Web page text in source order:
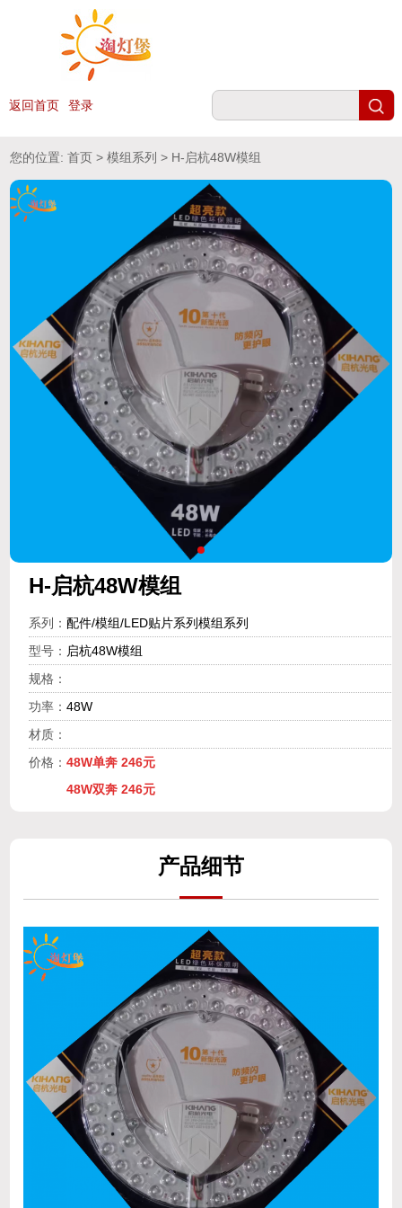
返回首页 登录
您的位置:首页 >模组系列 > H-启杭48W模组
H-启杭48W模组
系列： 配件/模组/LED贴片系列模组系列
型号： 启杭48W模组
规格：
功率： 48W
材质：
价格： 48W单奔 246元
48W双奔 246元
产品细节